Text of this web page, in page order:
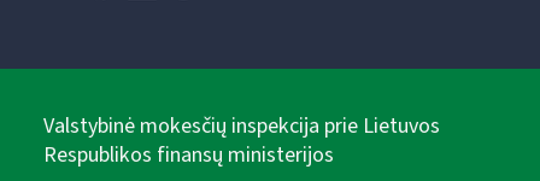
Valstybinė mokesčių inspekcija prie Lietuvos
Respublikos finansų ministerijos